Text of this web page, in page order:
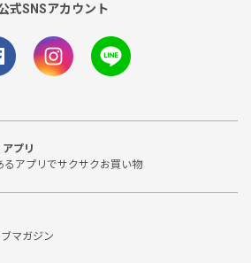
式SNSアカウント
プリ
るアプリでサクサクお買い物
マガジン